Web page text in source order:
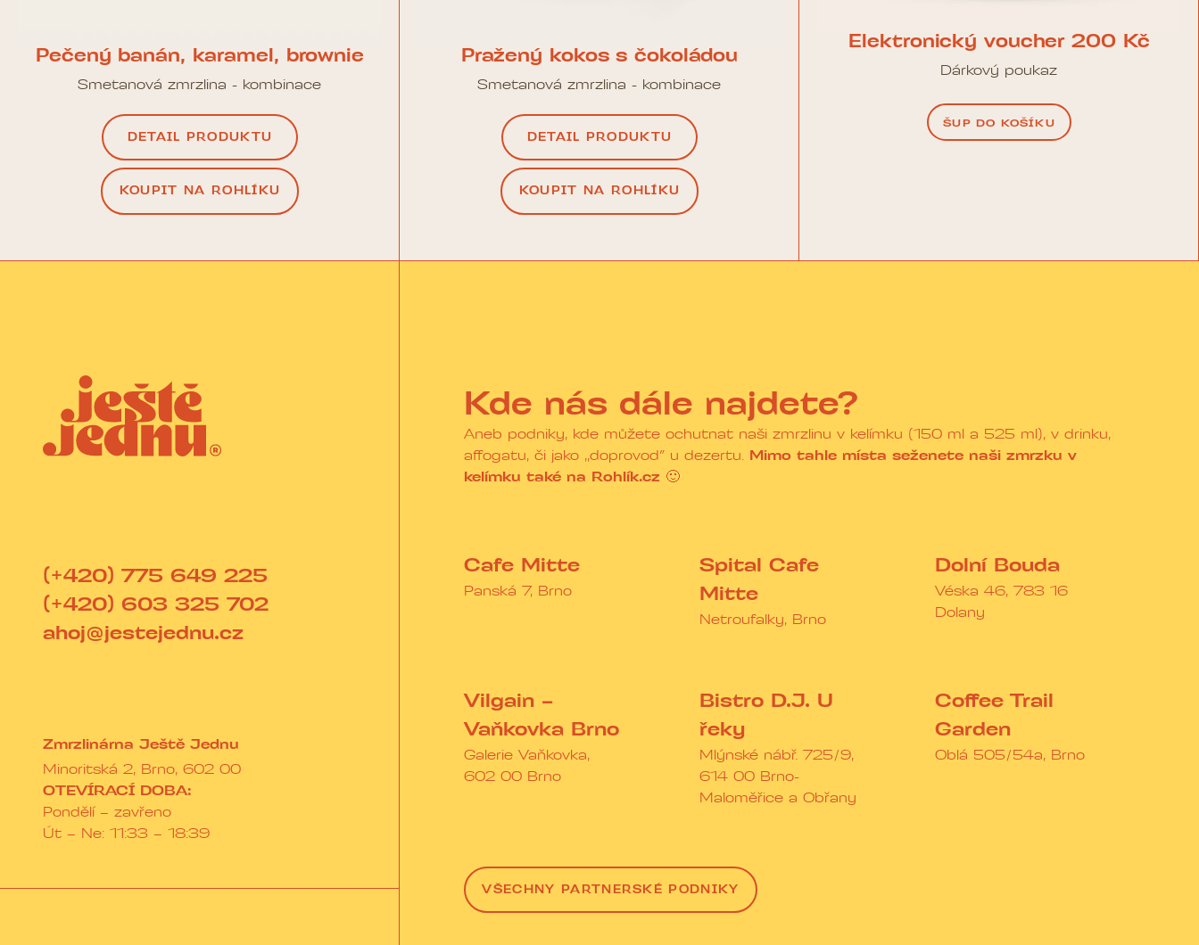
Pečený banán, karamel, brownie
Smetanová zmrzlina - kombinace
DETAIL PRODUKTU
KOUPIT NA ROHLÍKU
Pražený kokos s čokoládou
Smetanová zmrzlina - kombinace
DETAIL PRODUKTU
KOUPIT NA ROHLÍKU
Elektronický voucher 200 Kč
Dárkový poukaz
ŠUP DO KOŠÍKU
(+420) 775 649 225
(+420) 603 325 702
ahoj@jestejednu.cz
Zmrzlinárna Ještě Jednu
Minoritská 2, Brno, 602 00
OTEVÍRACÍ DOBA:
Pondělí – zavřeno
Út – Ne: 11:33 – 18:39
Kde nás dále najdete?
Aneb podniky, kde můžete ochutnat naši zmrzlinu v kelímku (150 ml a 525 ml), v drinku,
affogatu, či jako ,,doprovod” u dezertu. Mimo tahle místa seženete naši zmrzku v
kelímku také na Rohlík.cz 🙂
Cafe Mitte
Panská 7, Brno
Spital Cafe
Mitte
Netroufalky, Brno
Dolní Bouda
Véska 46, 783 16
Dolany
Vilgain –
Vaňkovka Brno
Galerie Vaňkovka,
602 00 Brno
Bistro D.J. U
řeky
Mlýnské nábř. 725/9,
614 00 Brno-
Maloměřice a Obřany
Coffee Trail
Garden
Oblá 505/54a, Brno
VŠECHNY PARTNERSKÉ PODNIKY